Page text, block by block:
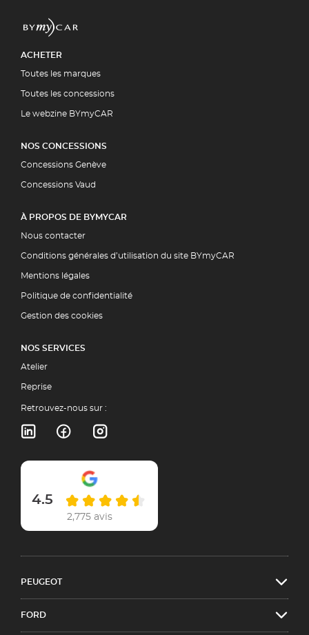
ACHETER
Toutes les marques
Toutes les concessions
Le webzine BYmyCAR
NOS CONCESSIONS
Concessions Genève
Concessions Vaud
À PROPOS DE BYMYCAR
Nous contacter
Conditions générales d’utilisation du site BYmyCAR
Mentions légales
Politique de confidentialité
Gestion des cookies
NOS SERVICES
Atelier
Reprise
Retrouvez-nous sur :
4.5
2,775 avis
PEUGEOT
FORD